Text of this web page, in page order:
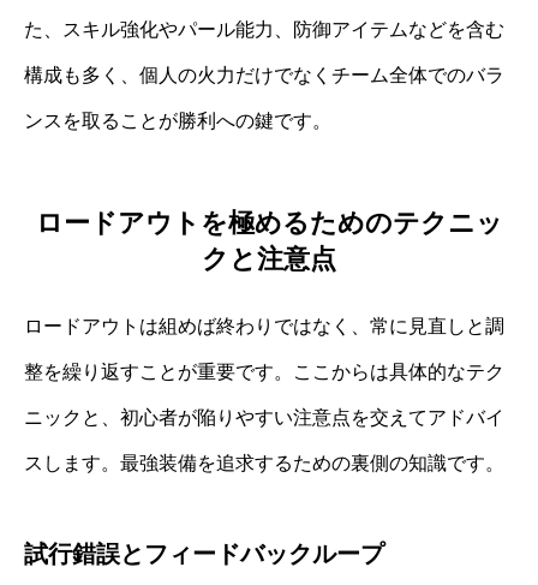
た、スキル強化やパール能力、防御アイテムなどを含む
構成も多く、個人の火力だけでなくチーム全体でのバラ
ンスを取ることが勝利への鍵です。
ロードアウトを極めるためのテクニッ
クと注意点
ロードアウトは組めば終わりではなく、常に見直しと調
整を繰り返すことが重要です。ここからは具体的なテク
ニックと、初心者が陥りやすい注意点を交えてアドバイ
スします。最強装備を追求するための裏側の知識です。
試行錯誤とフィードバックループ